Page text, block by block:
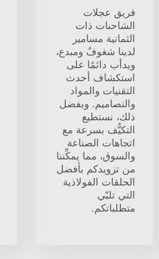
فريق عجلات
الشاحنات ذات
الثمانية مسامير
لدينا شغوفٌ ومبدع،
ويدأب دائمًا على
استكشاف أحدث
التقنيات والمواد
والتصاميم. وبفضل
ذلك، نستطيع
التكيُّف بسرعة مع
اتجاهات الصناعة
والسوق، مما يمكِّننا
من تزويدكم بأفضل
الحلقات الفولاذية
التي تلبّي
متطلباتكم.